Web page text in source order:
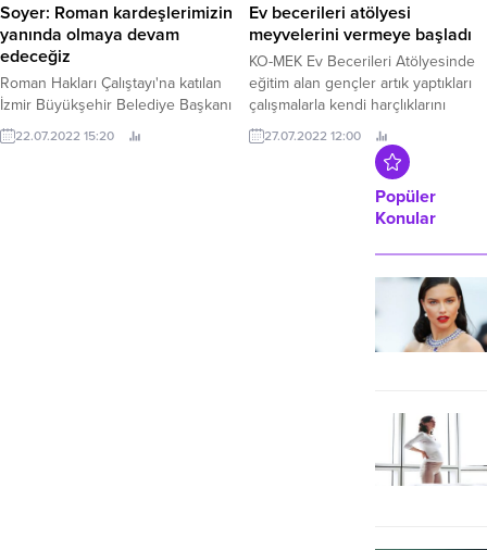
Soyer: Roman kardeşlerimizin
yanında olmaya devam
edeceğiz
Roman Hakları Çalıştayı'na katılan
İzmir Büyükşehir Belediye Başkanı
Tunç Soyer, “Ayrımcılıkla mücadele
etmek ve eşit yurttaşlığı
22.07.2022 15:20
Ev becerileri atölyesi
meyvelerini vermeye başladı
KO-MEK Ev Becerileri Atölyesinde
eğitim alan gençler artık yaptıkları
çalışmalarla kendi harçlıklarını
kendileri kazanıyor Kocaeli
Büyükşehir Belediyesi Meslek ve
Sanat Eğitimi Kurslarının (KO-MEK)
yaz döneminde açmış olduğu ev
becerileri atölyelerinin meyvelerini
27.07.2022 12:00
Popüler
Konular